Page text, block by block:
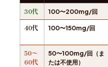
30代
100〜200mg/回
40代
100〜150mg/回
50〜
60代
50〜100mg/回（ま
たは不使用）